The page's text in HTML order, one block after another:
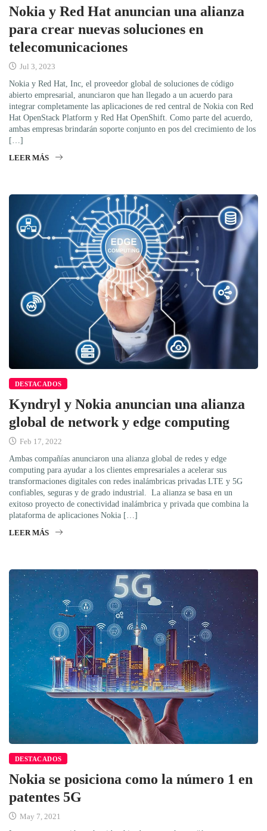
Nokia y Red Hat anuncian una alianza
para crear nuevas soluciones en
telecomunicaciones
Jul 3, 2023
Nokia y Red Hat, Inc, el proveedor global de soluciones de código
abierto empresarial, anunciaron que han llegado a un acuerdo para
integrar completamente las aplicaciones de red central de Nokia con Red
Hat OpenStack Platform y Red Hat OpenShift. Como parte del acuerdo,
ambas empresas brindarán soporte conjunto en pos del crecimiento de los
[…]
LEER MÁS
DESTACADOS
Kyndryl y Nokia anuncian una alianza
global de network y edge computing
Feb 17, 2022
Ambas compañías anunciaron una alianza global de redes y edge
computing para ayudar a los clientes empresariales a acelerar sus
transformaciones digitales con redes inalámbricas privadas LTE y 5G
confiables, seguras y de grado industrial. La alianza se basa en un
exitoso proyecto de conectividad inalámbrica y privada que combina la
plataforma de aplicaciones Nokia […]
LEER MÁS
DESTACADOS
Nokia se posiciona como la número 1 en
patentes 5G
May 7, 2021